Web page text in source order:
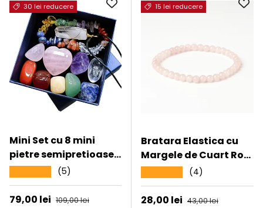
de bine
30 lei reducere
Mini Set cu 8 mini
pietre semipretioase
polisate, 1 bratara
chakra, 1 colier cu
cristal de stanca si o
(5)
Preț de vânzare
79,00 lei Preț obișnuit
109,00 lei
15 lei reducere
Bratara Elastica cu
Margele de Cuart Roz
5mm - Iubire si
Vindecare
Emotionala
(4)
Preț de vânzare
28,00 lei Preț obișnuit
43,00 lei